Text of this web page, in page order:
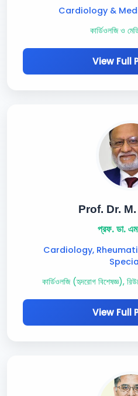
Cardiology &
কার্ডিওলজি ও
View Full
Prof. Dr.
প্রফ. ডা.
Cardiology,
কার্ডিওলজি (হৃদরোগ বিশেষজ্ঞ),
View Full